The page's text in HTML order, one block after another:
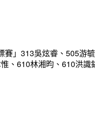
賽」313吳炫睿、505游
、610林湘昀、610洪